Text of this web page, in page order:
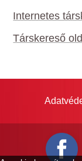
Internetes
Társkereső